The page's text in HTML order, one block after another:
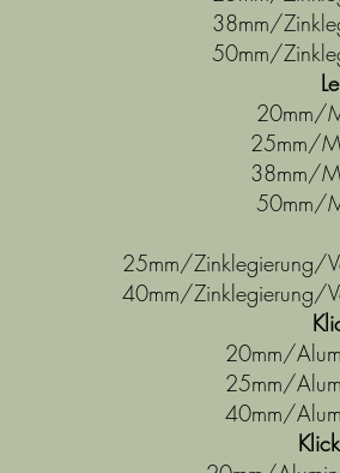
38mm/
50mm/
20mm/
25mm/
38mm/
50mm/
25mm/Zinklegierung/
40mm/Zinklegierung/
20mm/
25mm/
40mm/